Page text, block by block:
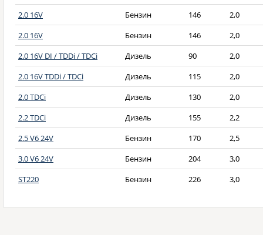
2.0 16V
Бензин 146
2,0
2.0 16V
Бензин 146
2,0
2.0 16V DI / TDDi / TDCi
Дизель 90
2,0
2.0 16V TDDi / TDCi
Дизель 115
2,0
2.0 TDCi
Дизель 130
2,0
2.2 TDCi
Дизель 155
2,2
2.5 V6 24V
Бензин 170
2,5
3.0 V6 24V
Бензин 204
3,0
ST220
Бензин 226 3,0